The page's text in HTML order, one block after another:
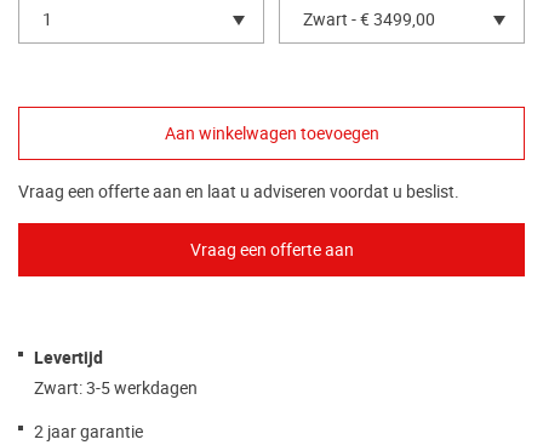
1 Zwart - € 3499,00
Vraag een offerte aan en laat u adviseren voordat u beslist.
Levertijd
Zwart: 3-5 werkdagen
2 jaar garantie